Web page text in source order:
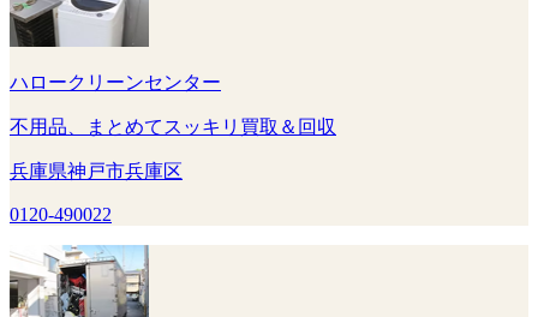
ハロークリーンセンター
不用品、まとめてスッキリ買取＆回収
兵庫県神戸市兵庫区
0120-490022